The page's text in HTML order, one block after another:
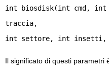
int biosdisk(int cmd,
traccia,
int settore, int insetti,
Il significato di questi parametri